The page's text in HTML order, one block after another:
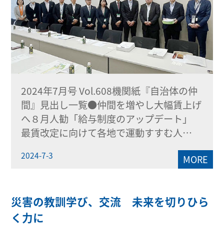
2024年7月号 Vol.608機関紙『自治体の仲
間』見出し一覧●仲間を増やし大幅賃上げ
へ８月人勧「給与制度のアップデート」
最賃改定に向けて各地で運動すすむ人…
2024-7-3 MORE
災害の教訓学び、交流 未来を切りひら
く力に